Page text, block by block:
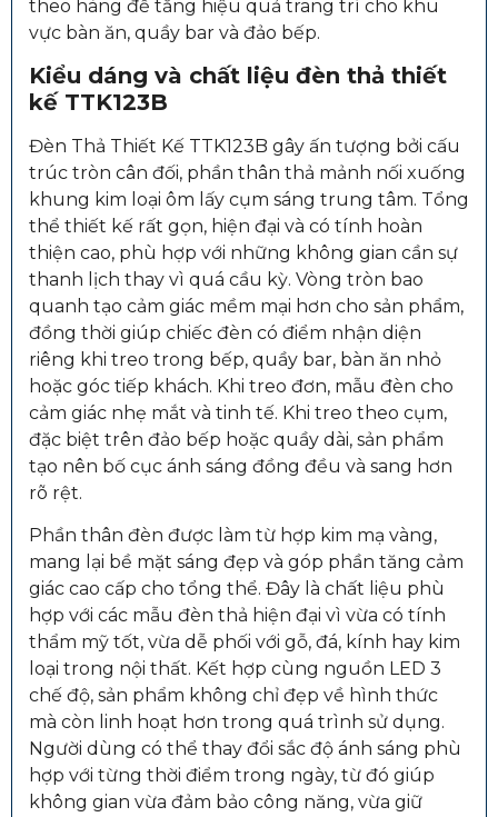
theo hàng để tăng hiệu quả trang trí cho khu
vực bàn ăn, quầy bar và đảo bếp.
Kiểu dáng và chất liệu đèn thả thiết
kế TTK123B
Đèn Thả Thiết Kế TTK123B gây ấn tượng bởi cấu
trúc tròn cân đối, phần thân thả mảnh nối xuống
khung kim loại ôm lấy cụm sáng trung tâm. Tổng
thể thiết kế rất gọn, hiện đại và có tính hoàn
thiện cao, phù hợp với những không gian cần sự
thanh lịch thay vì quá cầu kỳ. Vòng tròn bao
quanh tạo cảm giác mềm mại hơn cho sản phẩm,
đồng thời giúp chiếc đèn có điểm nhận diện
riêng khi treo trong bếp, quầy bar, bàn ăn nhỏ
hoặc góc tiếp khách. Khi treo đơn, mẫu đèn cho
cảm giác nhẹ mắt và tinh tế. Khi treo theo cụm,
đặc biệt trên đảo bếp hoặc quầy dài, sản phẩm
tạo nên bố cục ánh sáng đồng đều và sang hơn
rõ rệt.
Phần thân đèn được làm từ hợp kim mạ vàng,
mang lại bề mặt sáng đẹp và góp phần tăng cảm
giác cao cấp cho tổng thể. Đây là chất liệu phù
hợp với các mẫu đèn thả hiện đại vì vừa có tính
thẩm mỹ tốt, vừa dễ phối với gỗ, đá, kính hay kim
loại trong nội thất. Kết hợp cùng nguồn LED 3
chế độ, sản phẩm không chỉ đẹp về hình thức
mà còn linh hoạt hơn trong quá trình sử dụng.
Người dùng có thể thay đổi sắc độ ánh sáng phù
hợp với từng thời điểm trong ngày, từ đó giúp
không gian vừa đảm bảo công năng, vừa giữ